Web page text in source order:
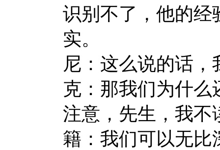
识别不了，他的经
实。
尼：这么说的话
克：那我们为什
注意，先生，我不
籍：我们可以无比